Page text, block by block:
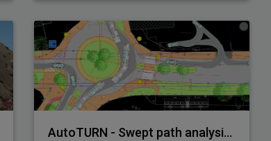
AutoTURN - Swept path analysis software